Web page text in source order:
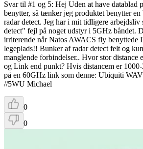
Svar til #1 og 5: Hej Uden at have datablad
benytter, så tænker jeg produktet benytter
radar detect. Jeg har i mit tidligere arbejdsliv
detect" fejl på noget udstyr i 5GHz båndet.
irriterende når Natos AWACS fly benyttede
legeplads!! Bunker af radar detect felt og
manglende forbindelser.. Hvor stor distance
og Link end punkt? Hvis distancem er
på en 60GHz link som denne: Ubiquiti
//5WU Michael
0
0